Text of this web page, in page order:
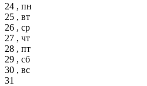
24 , пн
25 , вт
26 , ср
27 , чт
28 , пт
29 , сб
30 , вс
31